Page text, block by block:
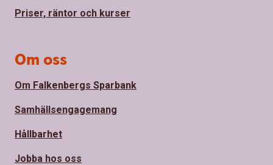
Priser, räntor och kurser
Om oss
Om Falkenbergs Sparbank
Samhällsengagemang
Hållbarhet
Jobba hos oss